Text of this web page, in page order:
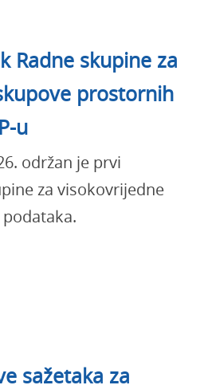
Radne skupine za
prostornih
u
održan je prvi
za visokovrijedne
sažetaka za